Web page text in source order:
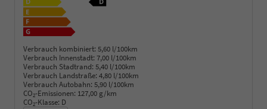
Verbrauch kombiniert: 5,60 l/100km
Verbrauch Innenstadt: 7,00 l/100km
Verbrauch Stadtrand: 5,40 l/100km
Verbrauch Landstraße: 4,80 l/100km
Verbrauch Autobahn: 5,90 l/100km
CO2-Emissionen: 127,00 g/km
CO2-Klasse: D